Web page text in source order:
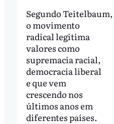
Segundo Teitelbaum,
o movimento
radical legitima
valores como
supremacia racial,
democracia liberal
e que vem
crescendo nos
últimos anos em
diferentes países.